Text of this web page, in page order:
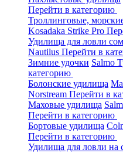
Перейти в категорию
Троллинговые,
Kosadaka Strike Pro
Удилища для ловли
Nautilus Перейти в
Зимние удочки Salmo
категорию
Болонские удилища
Norstream Перейти в
Маховые удилища
Перейти в категорию
Бортовые удилища
Перейти в категорию
Удилища для ловли на